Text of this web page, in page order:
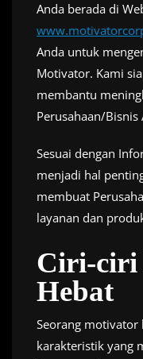
Anda berada di
Anda untuk
Motivator. Kami
membantu
Perusahaan/Bisnis
Sesuai dengan
menjadi hal
membuat
layanan dan
Ciri-ciri
Hebat
Seorang
karakteristik yang